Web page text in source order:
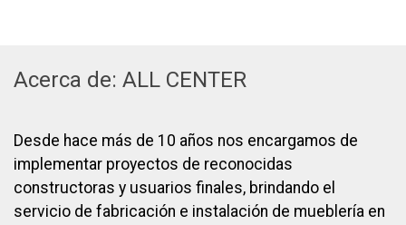
Acerca de: ALL CENTER
Desde hace más de 10 años nos encargamos de
implementar proyectos de reconocidas
constructoras y usuarios finales, brindando el
servicio de fabricación e instalación de mueblería en